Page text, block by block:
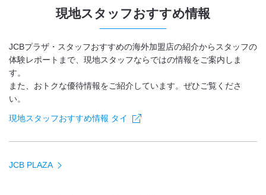
現地スタッフおすすめ情報
JCBプラザ・スタッフおすすめの海外加盟店の紹介からスタッフの
体験レポートまで、現地スタッフならではの情報をご案内しま
す。
また、おトクな優待情報をご紹介しています。ぜひご覧くださ
い。
現地スタッフおすすめ情報 タイ
JCB PLAZA